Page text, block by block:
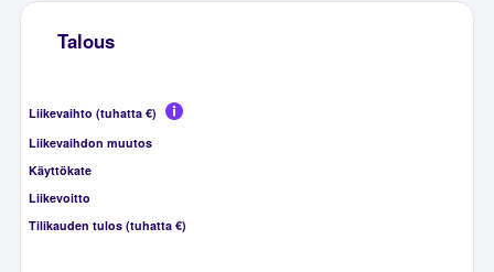
Talous
Liikevaihto (tuhatta €)
Liikevaihdon muutos
Käyttökate
Liikevoitto
Tilikauden tulos (tuhatta €)